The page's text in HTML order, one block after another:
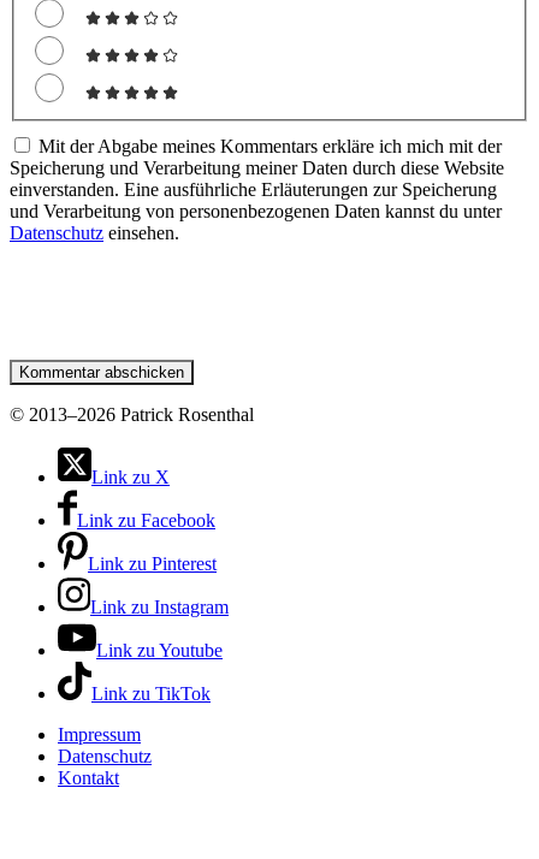
Mit der Abgabe meines Kommentars erkläre ich mich mit der
Speicherung und Verarbeitung meiner Daten durch diese Website
einverstanden. Eine ausführliche Erläuterungen zur Speicherung
und Verarbeitung von personenbezogenen Daten kannst du unter
Datenschutz einsehen.
© 2013–2026 Patrick Rosenthal
Link zu X
Link zu Facebook
Link zu Pinterest
Link zu Instagram
Link zu Youtube
Link zu TikTok
Impressum
Datenschutz
Kontakt